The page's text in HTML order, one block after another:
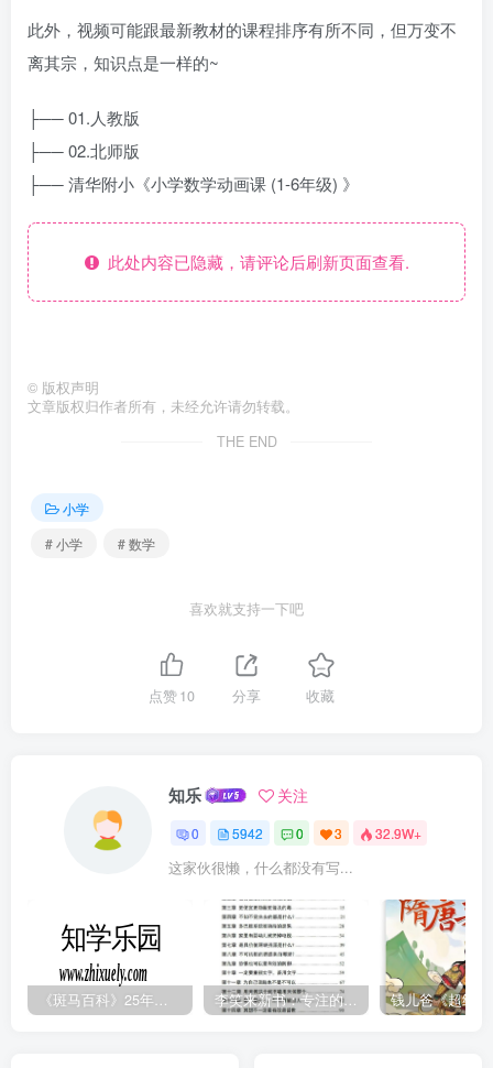
此外，视频可能跟最新教材的课程排序有所不同，但万变不
离其宗，知识点是一样的~
├── 01.人教版
├── 02.北师版
├── 清华附小《小学数学动画课 (1-6年级) 》
此处内容已隐藏，请评论后刷新页面查看.
© 版权声明
文章版权归作者所有，未经允许请勿转载。
THE END
小学
# 小学
# 数学
喜欢就支持一下吧
点赞10 分享 收藏
知乐 关注
0 5942 0 3 32.9W+
这家伙很懒，什么都没有写...
李笑来新书：专注的真相 [PDF]